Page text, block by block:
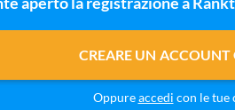
CREARE UN
Oppureaccedi con le tue